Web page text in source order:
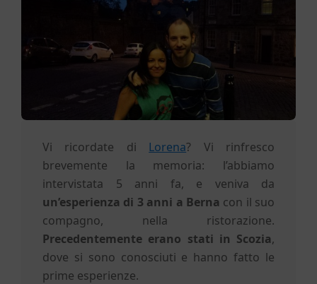
n
Vi ricordate di Lorena? Vi rinfresco
brevemente la memoria: l’abbiamo
intervistata 5 anni fa, e veniva da
un’esperienza di 3 anni a Berna con il suo
compagno, nella ristorazione.
Precedentemente erano stati in Scozia,
dove si sono conosciuti e hanno fatto le
prime esperienze.